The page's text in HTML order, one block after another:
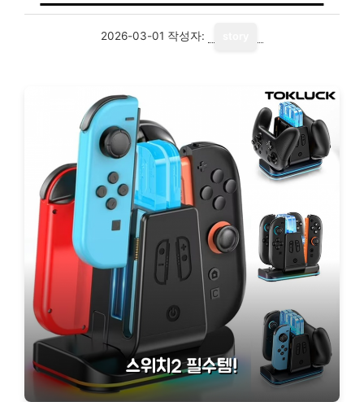
2026-03-01 작성자: